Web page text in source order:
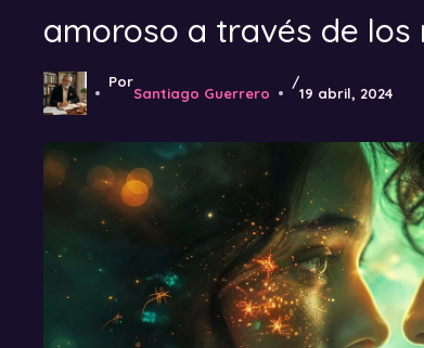
amoroso a través de los
Por
Santiago Guerrero
/
19 abril, 2024